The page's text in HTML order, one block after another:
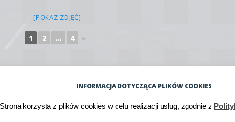
[POKAZ ZDJĘĆ]
1 2 ... 4 ►
INFORMACJA DOTYCZĄCA PLIKÓW COOKIES
Strona korzysta z plików cookies w celu realizacji usług, zgodnie z